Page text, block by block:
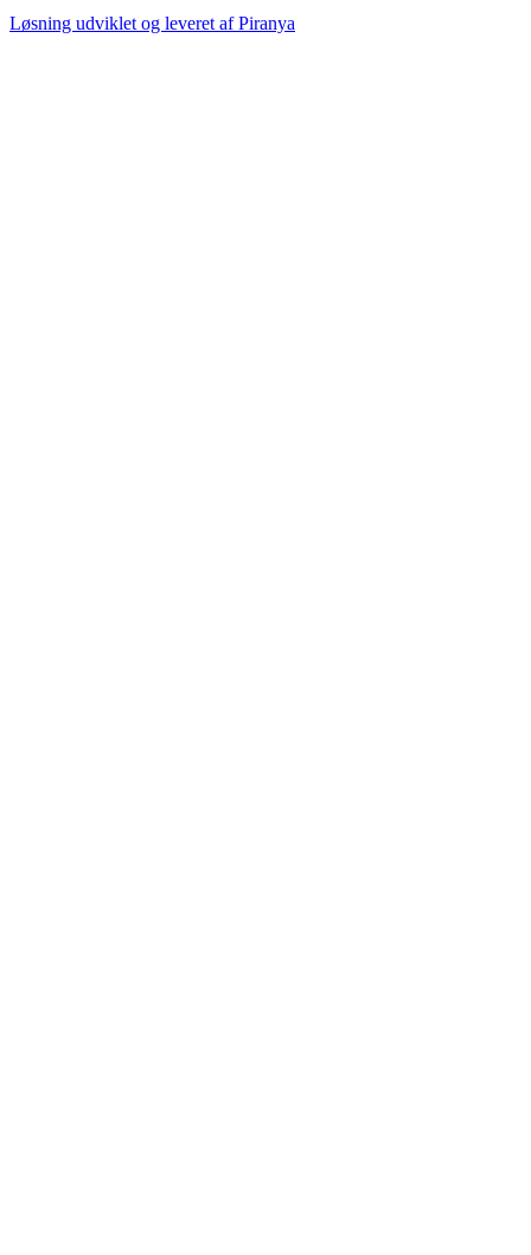
Løsning udviklet og leveret afPiranya